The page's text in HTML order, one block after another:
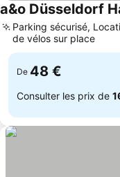
a&o Düsseldorf
Parking sécurisé,
de vélos sur place
De 48 €
Consulter les prix de